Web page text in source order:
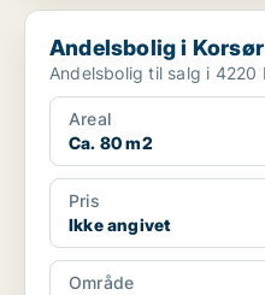
Andelsbolig i Korsør
Andelsbolig i Korsør
Areal
Ca. 80 m2
Pris
Ikke angivet
Område